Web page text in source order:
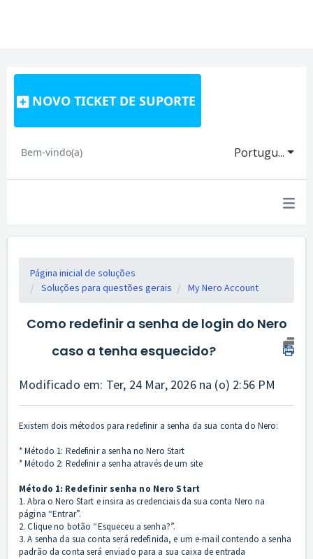
NOVO TICKET DE SUPORTE
Portugu...
Bem-vindo(a)
Página inicial de soluções
Soluções para questões gerais
My Nero Account
Como redefinir a senha de login do Nero
caso a tenha esquecido?
Modificado em: Ter, 24 Mar, 2026 na (o) 2:56 PM
Existem dois métodos para redefinir a senha da sua conta do Nero:
* Método 1: Redefinir a senha no Nero Start
* Método 2: Redefinir a senha através de um site
Método 1: Redefinir senha no Nero Start
1. Abra o Nero Start e insira as credenciais da sua conta Nero na
página “Entrar”.
2. Clique no botão “Esqueceu a senha?”.
3. A senha da sua conta será redefinida, e um e-mail contendo a senha
padrão da conta será enviado para a sua caixa de entrada